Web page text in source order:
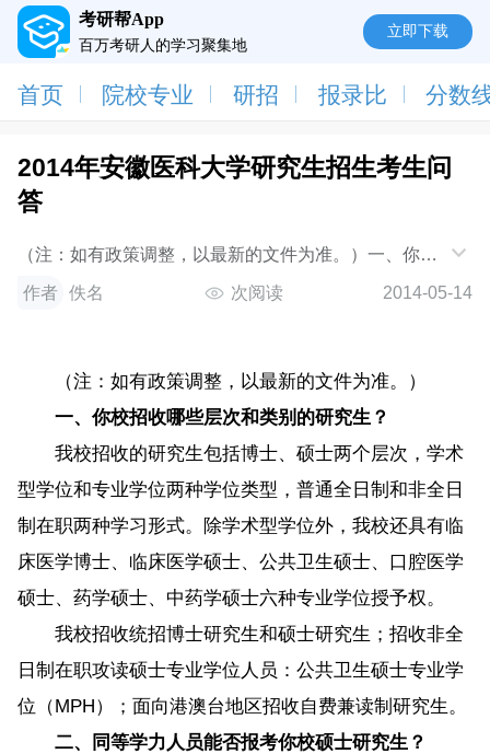
考研帮App
百万考研人的学习聚集地
立即下载
首页 院校专业 研招 报录比 分数
2014年安徽医科大学研究生招生考生问
答
（注：如有政策调整，以最新的文件为准。）一、你校
招收哪些层次和类别的研究生？我校招收的研究生包括
博士、硕士两个层次，学术型学位和专业
作者 佚名 次阅读 2014-05-14
（注：如有政策调整，以最新的文件为准。）
一、你校招收哪些层次和类别的研究生？
我校招收的研究生包括博士、硕士两个层次，学术
型学位和专业学位两种学位类型，普通全日制和非全日
制在职两种学习形式。除学术型学位外，我校还具有临
床医学博士、临床医学硕士、公共卫生硕士、口腔医学
硕士、药学硕士、中药学硕士六种专业学位授予权。
我校招收统招博士研究生和硕士研究生；招收非全
日制在职攻读硕士专业学位人员：公共卫生硕士专业学
位（MPH）；面向港澳台地区招收自费兼读制研究生。
二、同等学力人员能否报考你校硕士研究生？